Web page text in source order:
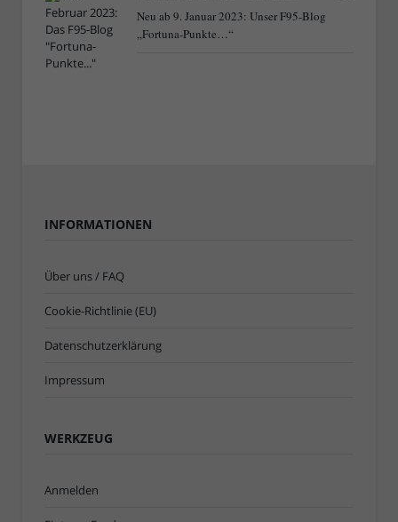
Neu ab 9. Januar 2023: Unser F95-Blog
„Fortuna-Punkte…“
INFORMATIONEN
Über uns / FAQ
Cookie-Richtlinie (EU)
Datenschutzerklärung
Impressum
WERKZEUG
Anmelden